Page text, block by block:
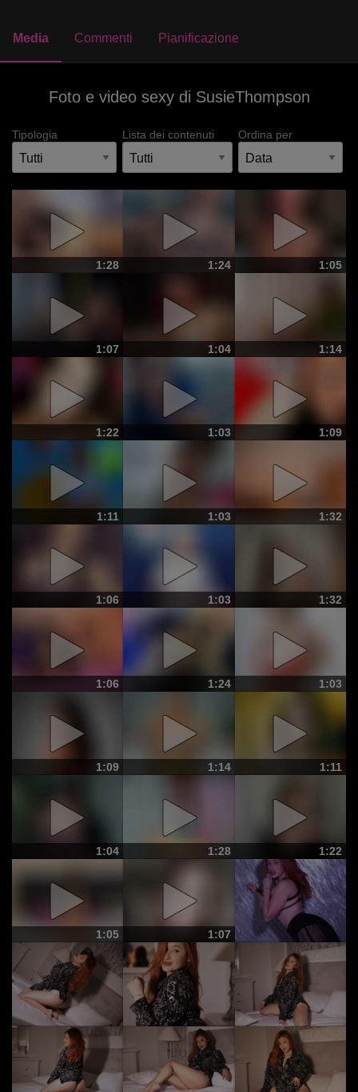
Media Commenti Pianificazione
Foto e video sexy di SusieThompson
Tipologia Lista dei contenuti Ordina per
1:28 1:24 1:05
1:07 1:04 1:14
1:22 1:03 1:09
1:11 1:03 1:32
1:06 1:03 1:32
1:06 1:24 1:03
1:09 1:14 1:11
1:04 1:28 1:22
1:05 1:07